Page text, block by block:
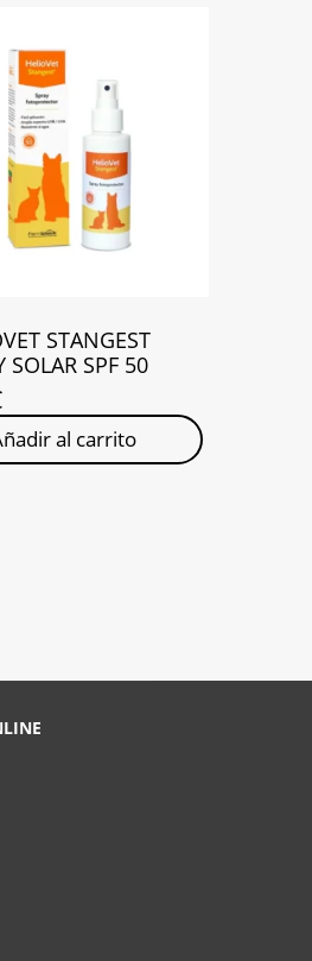
STANGEST
SOLAR SPF 50
al carrito